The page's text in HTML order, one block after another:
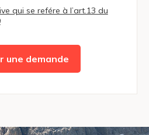
qui se refére à l’art.13 du
une demande